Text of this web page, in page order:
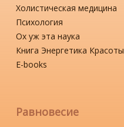
Холистическая медицина
Психология
Ох уж эта наука
Книга Энергетика Красоты
Е-books
Равновесие